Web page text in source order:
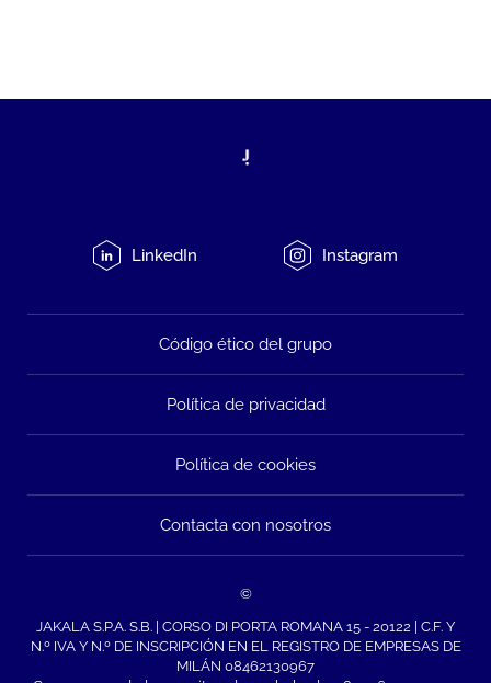
LinkedIn Instagram
Código ético del grupo
Política de privacidad
Política de cookies
Contacta con nosotros
©
JAKALA S.P.A. S.B. | CORSO DI PORTA ROMANA 15 - 20122 | C.F. Y
N.º IVA Y N.º DE INSCRIPCIÓN EN EL REGISTRO DE EMPRESAS DE
MILÁN 08462130967